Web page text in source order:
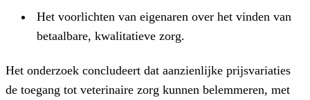
Het voorlichten van eigenaren over het vinden van
betaalbare, kwalitatieve zorg.
Het onderzoek concludeert dat aanzienlijke prijsvariaties
de toegang tot veterinaire zorg kunnen belemmeren, met